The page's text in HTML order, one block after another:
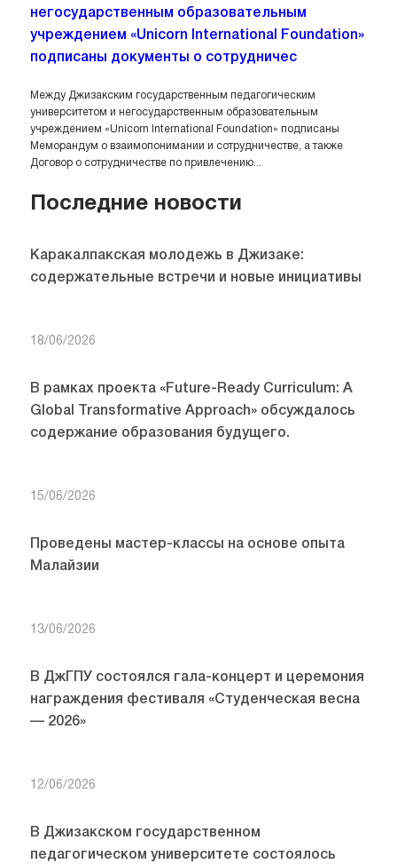
негосударственным образовательным
учреждением «Unicorn International Foundation»
подписаны документы о сотрудничес
Между Джизакским государственным педагогическим
университетом и негосударственным образовательным
учреждением «Unicorn International Foundation» подписаны
Меморандум о взаимопонимании и сотрудничестве, а также
Договор о сотрудничестве по привлечению...
Последние новости
Каракалпакская молодежь в Джизаке:
содержательные встречи и новые инициативы
18/06/2026
В рамках проекта «Future-Ready Curriculum: A
Global Transformative Approach» обсуждалось
содержание образования будущего.
15/06/2026
Проведены мастер-классы на основе опыта
Малайзии
13/06/2026
В ДжГПУ состоялся гала-концерт и церемония
награждения фестиваля «Студенческая весна
— 2026»
12/06/2026
В Джизакском государственном
педагогическом университете состоялось